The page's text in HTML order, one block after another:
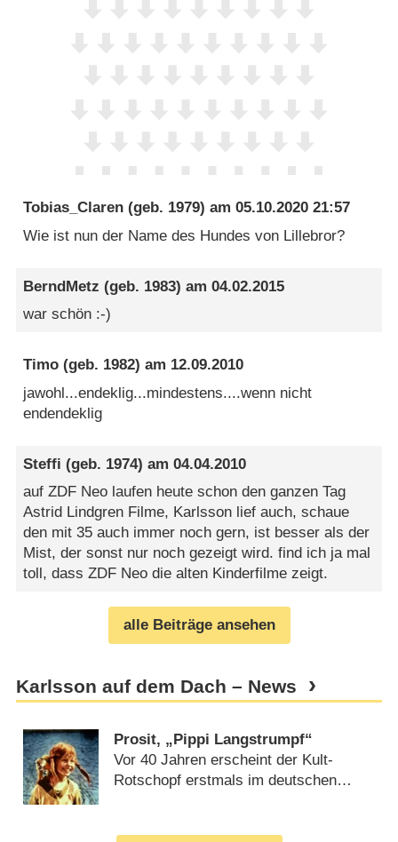
Tobias_Claren (geb. 1979) am05.10.2020 21:57
Wie ist nun der Name des Hundes von Lillebror?
BerndMetz (geb. 1983) am04.02.2015
war schön :-)
Timo (geb. 1982) am 12.09.2010
jawohl...endeklig...mindestens....wenn nicht
endendeklig
Steffi (geb. 1974) am04.04.2010
auf ZDF Neo laufen heute schon den ganzen Tag
Astrid Lindgren Filme, Karlsson lief auch, schaue
den mit 35 auch immer noch gern, ist besser als der
Mist, der sonst nur noch gezeigt wird. find ich ja mal
toll, dass ZDF Neo die alten Kinderfilme zeigt.
alle Beiträge ansehen
Karlsson auf dem Dach – News
Prosit, „Pippi Langstrumpf“
Vor 40 Jahren erscheint der Kult-
Rotschopf erstmals im deutschen